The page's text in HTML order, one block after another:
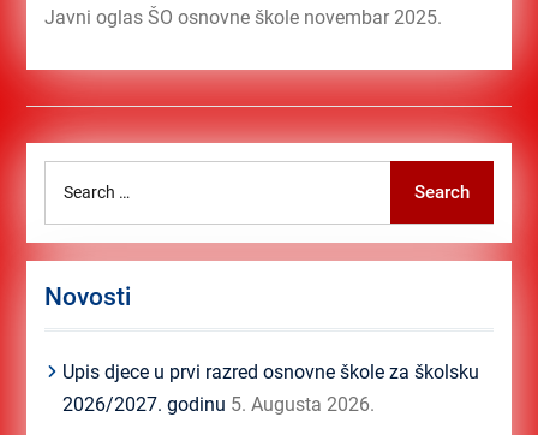
Javni oglas ŠO osnovne škole novembar 2025.
Search
Novosti
Upis djece u prvi razred osnovne škole za školsku
2026/2027. godinu 5. Augusta 2026.